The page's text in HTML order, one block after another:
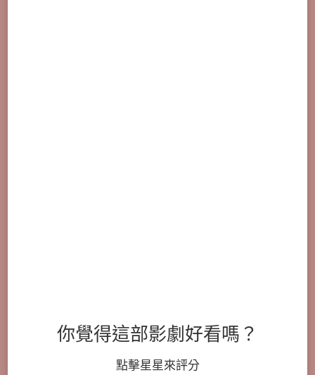
你覺得這部影劇好看嗎？
點擊星星來評分